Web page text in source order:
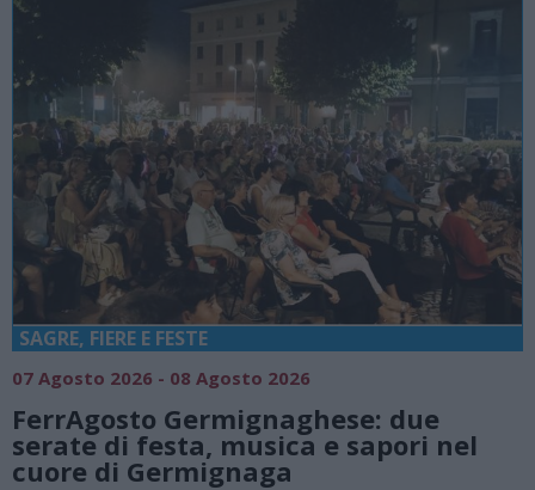
SAGRE, FIERE E FESTE
07 Agosto 2026 - 08 Agosto 2026
FerrAgosto Germignaghese: due
serate di festa, musica e sapori nel
cuore di Germignaga